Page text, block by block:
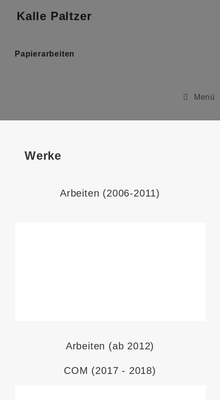
Kalle Paltzer
Papierarbeiten
Menü
Werke
Arbeiten (2006-2011)
Arbeiten (ab 2012)
COM (2017 - 2018)